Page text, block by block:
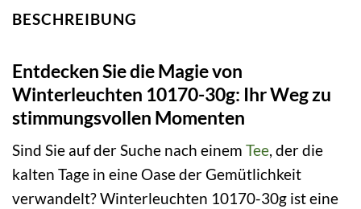
BESCHREIBUNG
Entdecken Sie die Magie von
Winterleuchten 10170-30g: Ihr Weg zu
stimmungsvollen Momenten
Sind Sie auf der Suche nach einem Tee, der die
kalten Tage in eine Oase der Gemütlichkeit
verwandelt? Winterleuchten 10170-30g ist eine